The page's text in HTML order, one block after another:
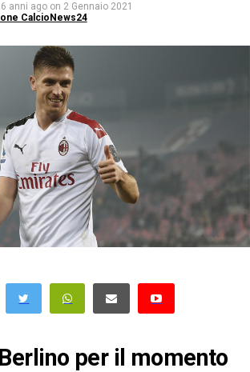
6 anni ago on 2 Gennaio 2021
CalcioNews24
per il momento